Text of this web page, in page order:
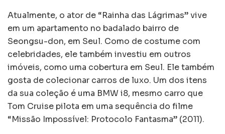
Atualmente, o ator de “Rainha das Lágrimas” vive
em um apartamento no badalado bairro de
Seongsu-don, em Seul. Como de costume com
celebridades, ele também investiu em outros
imóveis, como uma cobertura em Seul. Ele também
gosta de colecionar carros de luxo. Um dos itens
da sua coleção é uma BMW i8, mesmo carro que
Tom Cruise pilota em uma sequência do filme
“Missão Impossível: Protocolo Fantasma” (2011).